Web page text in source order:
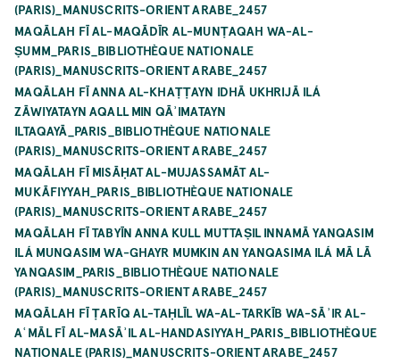
(PARIS)_MANUSCRITS-ORIENT ARABE_2457
MAQĀLAH FĪ AL-MAQĀDĪR AL-MUNṬAQAH WA-AL-
ṢUMM_PARIS_BIBLIOTHÈQUE NATIONALE
(PARIS)_MANUSCRITS-ORIENT ARABE_2457
MAQĀLAH FĪ ANNA AL-KHAṬṬAYN IDHĀ UKHRIJĀ ILÁ
ZĀWIYATAYN AQALL MIN QĀʾIMATAYN
ILTAQAYĀ_PARIS_BIBLIOTHÈQUE NATIONALE
(PARIS)_MANUSCRITS-ORIENT ARABE_2457
MAQĀLAH FĪ MISĀḤAT AL-MUJASSAMĀT AL-
MUKĀFIYYAH_PARIS_BIBLIOTHÈQUE NATIONALE
(PARIS)_MANUSCRITS-ORIENT ARABE_2457
MAQĀLAH FĪ TABYĪN ANNA KULL MUTTAṢIL INNAMĀ YANQASIM
ILÁ MUNQASIM WA-GHAYR MUMKIN AN YANQASIMA ILÁ MĀ LĀ
YANQASIM_PARIS_BIBLIOTHÈQUE NATIONALE
(PARIS)_MANUSCRITS-ORIENT ARABE_2457
MAQĀLAH FĪ ṬARĪQ AL-TAḤLĪL WA-AL-TARKĪB WA-SĀʾIR AL-
AʿMĀL FĪ AL-MASĀʾIL AL-HANDASIYYAH_PARIS_BIBLIOTHÈQUE
NATIONALE (PARIS)_MANUSCRITS-ORIENT ARABE_2457